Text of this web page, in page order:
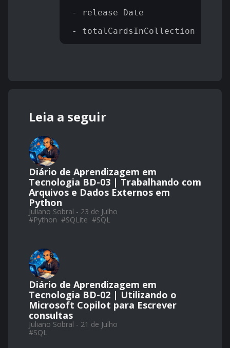
- release Date
Leia a seguir
Diário de Aprendizagem em
Tecnologia BD-03 | Trabalhando com
Arquivos e Dados Externos em
Python
Juliano Sobral - 23 de Julho
#Python #SQLite #SQL
Diário de Aprendizagem em
Tecnologia BD-02 | Utilizando o
Microsoft Copilot para Escrever
consultas
Juliano Sobral - 21 de Julho
#SQL